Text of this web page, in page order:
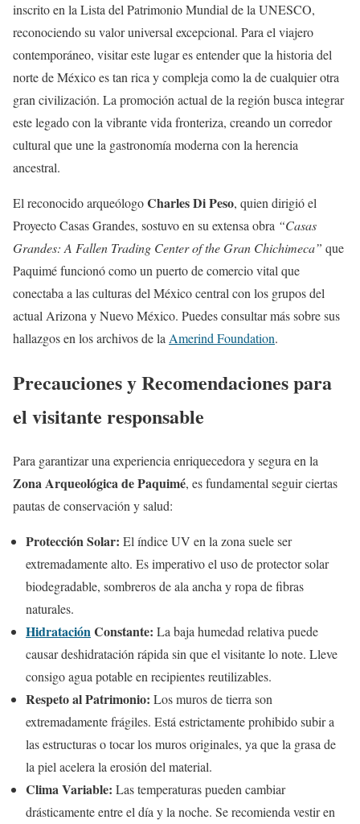
inscrito en la Lista del Patrimonio Mundial de la UNESCO,
reconociendo su valor universal excepcional. Para el viajero
contemporáneo, visitar este lugar es entender que la historia del
norte de México es tan rica y compleja como la de cualquier otra
gran civilización. La promoción actual de la región busca integrar
este legado con la vibrante vida fronteriza, creando un corredor
cultural que une la gastronomía moderna con la herencia
ancestral.
El reconocido arqueólogoCharles Di Peso, quien dirigió el
Proyecto Casas Grandes, sostuvo en su extensa obra “Casas
Grandes: A Fallen Trading Center of the Gran Chichimeca” que
Paquimé funcionó como un puerto de comercio vital que
conectaba a las culturas del México central con los grupos del
actual Arizona y Nuevo México. Puedes consultar más sobre sus
hallazgos en los archivos de la Amerind Foundation.
Precauciones y Recomendaciones para
el visitante responsable
Para garantizar una experiencia enriquecedora y segura en la
Zona Arqueológica de Paquimé, es fundamental seguir ciertas
pautas de conservación y salud:
Protección Solar: El índice UV en la zona suele ser
extremadamente alto. Es imperativo el uso de protector solar
biodegradable, sombreros de ala ancha y ropa de fibras
naturales.
HidrataciónConstante: La baja humedad relativa puede
causar deshidratación rápida sin que el visitante lo note. Lleve
consigo agua potable en recipientes reutilizables.
Respeto al Patrimonio: Los muros de tierra son
extremadamente frágiles. Está estrictamente prohibido subir a
las estructuras o tocar los muros originales, ya que la grasa de
la piel acelera la erosión del material.
Clima Variable: Las temperaturas pueden cambiar
drásticamente entre el día y la noche. Se recomienda vestir en